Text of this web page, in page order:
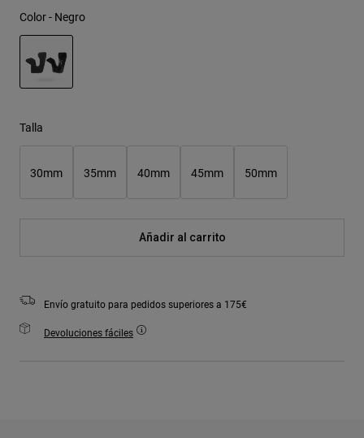
Color - Negro
Talla
30mm 35mm 40mm 45mm 50mm
Añadir al carrito
Envío gratuito para pedidos superiores a 175€
Devoluciones fáciles